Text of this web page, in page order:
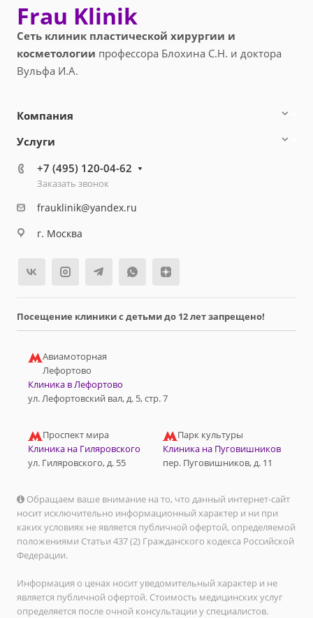
Frau Klinik
Сеть клиник пластической хирургии и
косметологии профессора Блохина С.Н. и доктора
Вульфа И.А.
Компания
Услуги
+7 (495) 120-04-62
Заказать звонок
frauklinik@yandex.ru
г. Москва
Посещение клиники с детьми до 12 лет запрещено!
Авиамоторная
Лефортово
Клиника в Лефортово
ул. Лефортовский вал, д. 5, стр. 7
Проспект мира
Клиника на Гиляровского
ул. Гиляровского, д. 55
Парк культуры
Клиника на Пуговишников
пер. Пуговишников, д. 11
Обращаем ваше внимание на то, что данный интернет-сайт
носит исключительно информационный характер и ни при
каких условиях не является публичной офертой, определяемой
положениями Статьи 437 (2) Гражданского кодекса Российской
Федерации.
Информация о ценах носит уведомительный характер и не
является публичной офертой. Стоимость медицинских услуг
определяется после очной консультации у специалистов.